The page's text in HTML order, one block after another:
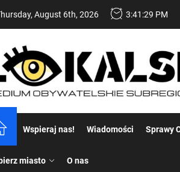
August 6th, 2026 3:41:29 PM
Wspieraj nas! Wiadomości Sprawy
miasto O nas